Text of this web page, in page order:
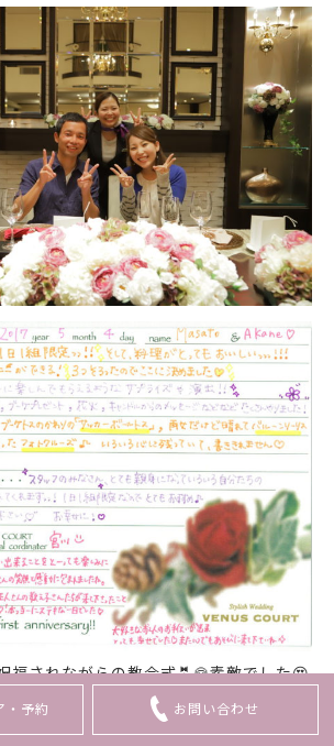
福されながらの教会式🤵👰素敵でした😍
予約 お問い合わせ